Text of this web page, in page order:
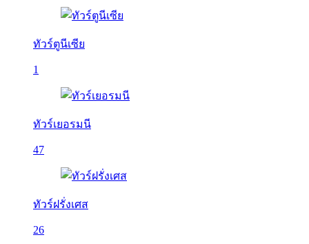
ทัวร์ตูนีเซีย
1
ทัวร์เยอรมนี
47
ทัวร์ฝรั่งเศส
26